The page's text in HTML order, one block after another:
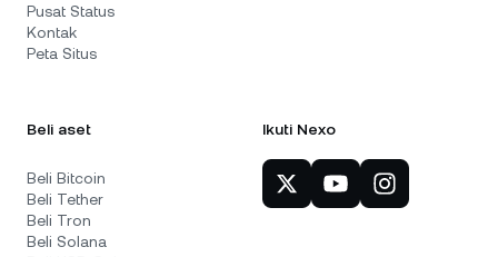
Pusat Status
Kontak
Peta Situs
Beli aset
Beli Bitcoin
Beli Tether
Beli Tron
Beli Solana
Ikuti Nexo